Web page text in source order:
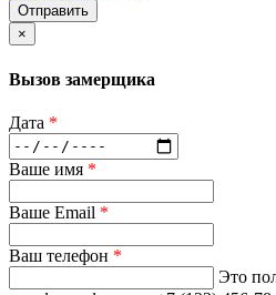
Отправить
×
Вызов замерщика
Дата *
Ваше имя *
Ваше Email *
Ваш телефон *
Это